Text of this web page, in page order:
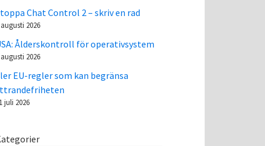
Chat Control 2 – skriv en rad
2026
Ålderskontroll för operativsystem
2026
EU-regler som kan begränsa
juli 2026